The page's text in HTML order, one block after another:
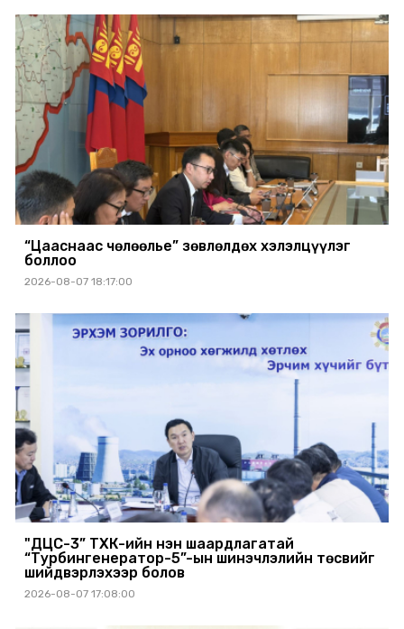
“Цааснаас чөлөөлье” зөвлөлдөх хэлэлцүүлэг
боллоо
2026-08-07 18:17:00
"ДЦС-3” ТӨХК-ийн нэн шаардлагатай
“Турбингенератор-5”-ын шинэчлэлийн төсвийг
шийдвэрлэхээр болов
2026-08-07 17:08:00